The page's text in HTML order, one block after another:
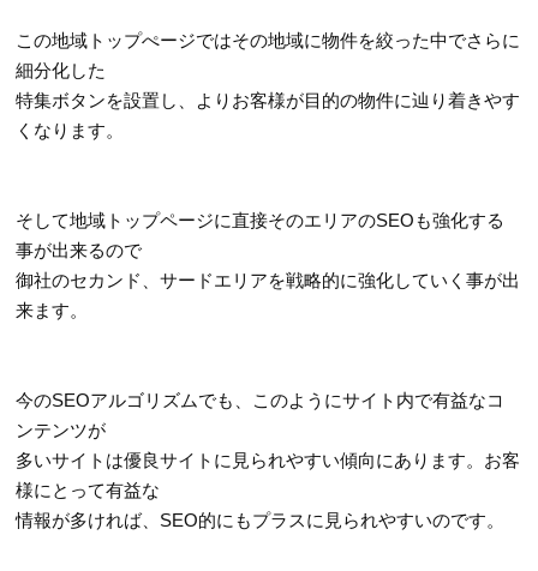
この地域トップぺージではその地域に物件を絞った中でさらに
細分化した
特集ボタンを設置し、よりお客様が目的の物件に辿り着きやす
くなります。
そして地域トップページに直接そのエリアのSEOも強化する
事が出来るので
御社のセカンド、サードエリアを戦略的に強化していく事が出
来ます。
今のSEOアルゴリズムでも、このようにサイト内で有益なコ
ンテンツが
多いサイトは優良サイトに見られやすい傾向にあります。お客
様にとって有益な
情報が多ければ、SEO的にもプラスに見られやすいのです。